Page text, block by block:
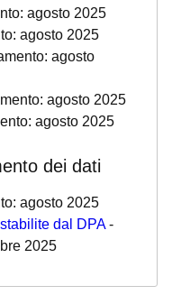
agosto 2025
agosto 2025
agosto
agosto 2025
agosto 2025
dei dati
agosto 2025
dal DPA-
2025